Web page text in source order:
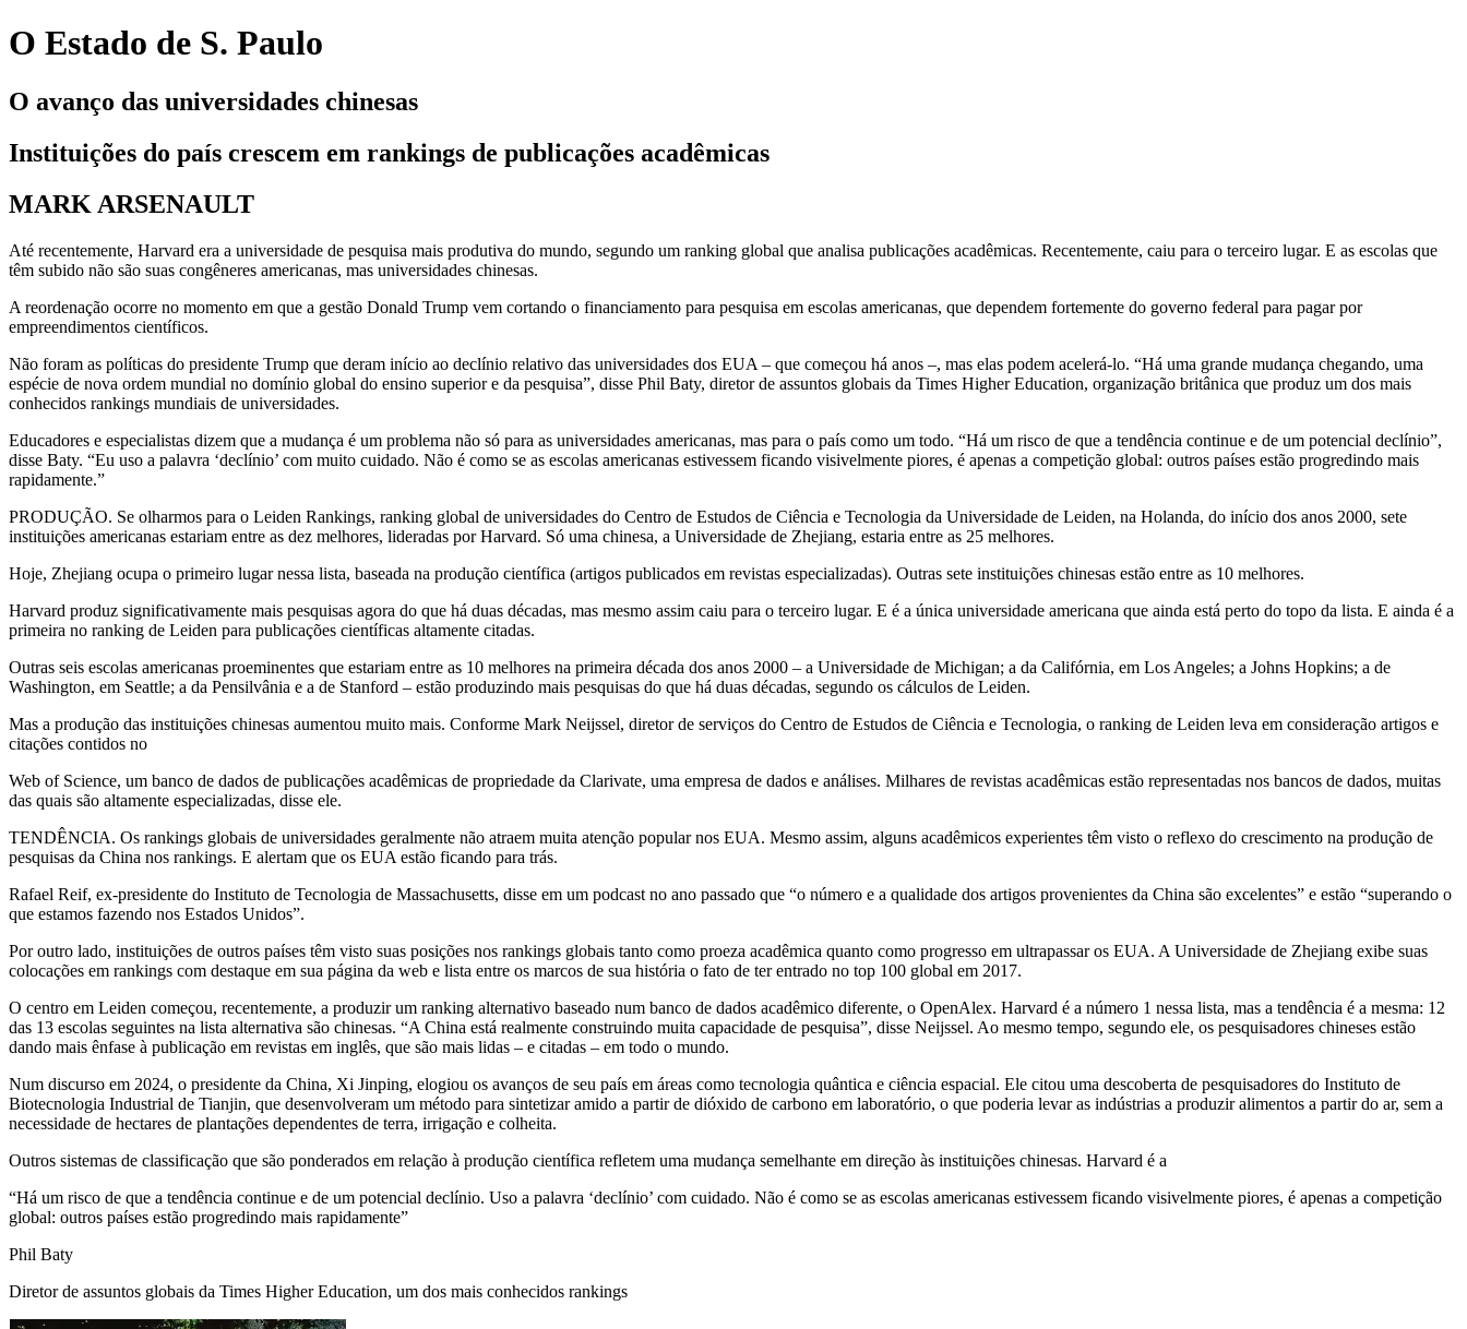
O Estado de S. Paulo
O avanço das universidades chinesas
Instituições do país crescem em rankings de publicações acadêmicas
MARK ARSENAULT
Até recentemente, Harvard era a universidade de pesquisa mais produtiva do mundo, segundo um ranking global que analisa publicações acadêmicas. Recentemente, caiu para o terceiro lugar. E as escolas que
têm subido não são suas congêneres americanas, mas universidades chinesas.
A reordenação ocorre no momento em que a gestão Donald Trump vem cortando o financiamento para pesquisa em escolas americanas, que dependem fortemente do governo federal para pagar por
empreendimentos científicos.
Não foram as políticas do presidente Trump que deram início ao declínio relativo das universidades dos EUA – que começou há anos –, mas elas podem acelerá-lo. “Há uma grande mudança chegando, uma
espécie de nova ordem mundial no domínio global do ensino superior e da pesquisa”, disse Phil Baty, diretor de assuntos globais da Times Higher Education, organização britânica que produz um dos mais
conhecidos rankings mundiais de universidades.
Educadores e especialistas dizem que a mudança é um problema não só para as universidades americanas, mas para o país como um todo. “Há um risco de que a tendência continue e de um potencial declínio”,
disse Baty. “Eu uso a palavra ‘declínio’ com muito cuidado. Não é como se as escolas americanas estivessem ficando visivelmente piores, é apenas a competição global: outros países estão progredindo mais
rapidamente.”
PRODUÇÃO. Se olharmos para o Leiden Rankings, ranking global de universidades do Centro de Estudos de Ciência e Tecnologia da Universidade de Leiden, na Holanda, do início dos anos 2000, sete
instituições americanas estariam entre as dez melhores, lideradas por Harvard. Só uma chinesa, a Universidade de Zhejiang, estaria entre as 25 melhores.
Hoje, Zhejiang ocupa o primeiro lugar nessa lista, baseada na produção científica (artigos publicados em revistas especializadas). Outras sete instituições chinesas estão entre as 10 melhores.
Harvard produz significativamente mais pesquisas agora do que há duas décadas, mas mesmo assim caiu para o terceiro lugar. E é a única universidade americana que ainda está perto do topo da lista. E ainda é a
primeira no ranking de Leiden para publicações científicas altamente citadas.
Outras seis escolas americanas proeminentes que estariam entre as 10 melhores na primeira década dos anos 2000 – a Universidade de Michigan; a da Califórnia, em Los Angeles; a Johns Hopkins; a de
Washington, em Seattle; a da Pensilvânia e a de Stanford – estão produzindo mais pesquisas do que há duas décadas, segundo os cálculos de Leiden.
Mas a produção das instituições chinesas aumentou muito mais. Conforme Mark Neijssel, diretor de serviços do Centro de Estudos de Ciência e Tecnologia, o ranking de Leiden leva em consideração artigos e
citações contidos no
Web of Science, um banco de dados de publicações acadêmicas de propriedade da Clarivate, uma empresa de dados e análises. Milhares de revistas acadêmicas estão representadas nos bancos de dados, muitas
das quais são altamente especializadas, disse ele.
TENDÊNCIA. Os rankings globais de universidades geralmente não atraem muita atenção popular nos EUA. Mesmo assim, alguns acadêmicos experientes têm visto o reflexo do crescimento na produção de
pesquisas da China nos rankings. E alertam que os EUA estão ficando para trás.
Rafael Reif, ex-presidente do Instituto de Tecnologia de Massachusetts, disse em um podcast no ano passado que “o número e a qualidade dos artigos provenientes da China são excelentes” e estão “superando o
que estamos fazendo nos Estados Unidos”.
Por outro lado, instituições de outros países têm visto suas posições nos rankings globais tanto como proeza acadêmica quanto como progresso em ultrapassar os EUA. A Universidade de Zhejiang exibe suas
colocações em rankings com destaque em sua página da web e lista entre os marcos de sua história o fato de ter entrado no top 100 global em 2017.
O centro em Leiden começou, recentemente, a produzir um ranking alternativo baseado num banco de dados acadêmico diferente, o OpenAlex. Harvard é a número 1 nessa lista, mas a tendência é a mesma: 12
das 13 escolas seguintes na lista alternativa são chinesas. “A China está realmente construindo muita capacidade de pesquisa”, disse Neijssel. Ao mesmo tempo, segundo ele, os pesquisadores chineses estão
dando mais ênfase à publicação em revistas em inglês, que são mais lidas – e citadas – em todo o mundo.
Num discurso em 2024, o presidente da China, Xi Jinping, elogiou os avanços de seu país em áreas como tecnologia quântica e ciência espacial. Ele citou uma descoberta de pesquisadores do Instituto de
Biotecnologia Industrial de Tianjin, que desenvolveram um método para sintetizar amido a partir de dióxido de carbono em laboratório, o que poderia levar as indústrias a produzir alimentos a partir do ar, sem a
necessidade de hectares de plantações dependentes de terra, irrigação e colheita.
Outros sistemas de classificação que são ponderados em relação à produção científica refletem uma mudança semelhante em direção às instituições chinesas. Harvard é a
“Há um risco de que a tendência continue e de um potencial declínio. Uso a palavra ‘declínio’ com cuidado. Não é como se as escolas americanas estivessem ficando visivelmente piores, é apenas a competição
global: outros países estão progredindo mais rapidamente”
Phil Baty
Diretor de assuntos globais da Times Higher Education, um dos mais conhecidos rankings